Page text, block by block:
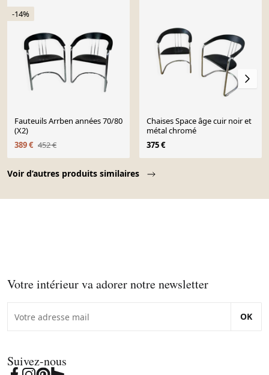
Voir d’autres produits similaires
-14%
Fauteuils Arrben années 70/80
(X2)
389 € 452 €
Chaises Space âge cuir noir et
métal chromé
375 €
Votre intérieur va adorer notre newsletter
OK
Suivez-nous